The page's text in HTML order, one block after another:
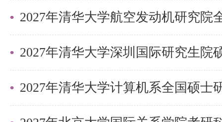
利用这些资源，结合盛世清北的
的备考计划，脚踏实地，努力提
力。相信在盛世清北的陪伴下，
自己的清华梦。
以上是关于【26考研|清华精密仪
2027年清华大学深圳国际研究生院